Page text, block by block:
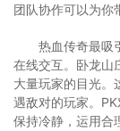
团队协作可以为你
热血传奇最吸
在线交互。卧龙山
大量玩家的目光。
遇敌对的玩家。
保持冷静，运用合